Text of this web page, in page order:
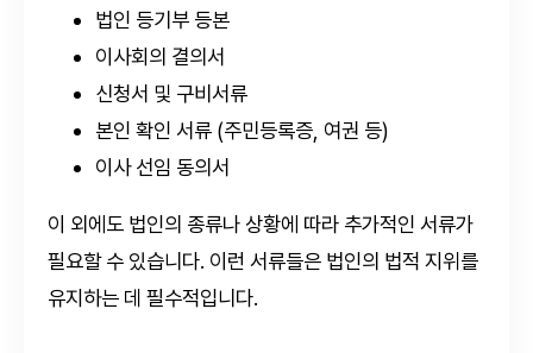
법인 등기부 등본
이사회의 결의서
신청서 및 구비서류
본인 확인 서류 (주민등록증, 여권 등)
이사 선임 동의서
이 외에도 법인의 종류나 상황에 따라 추가적인 서류가
필요할 수 있습니다. 이런 서류들은 법인의 법적 지위를
유지하는 데 필수적입니다.